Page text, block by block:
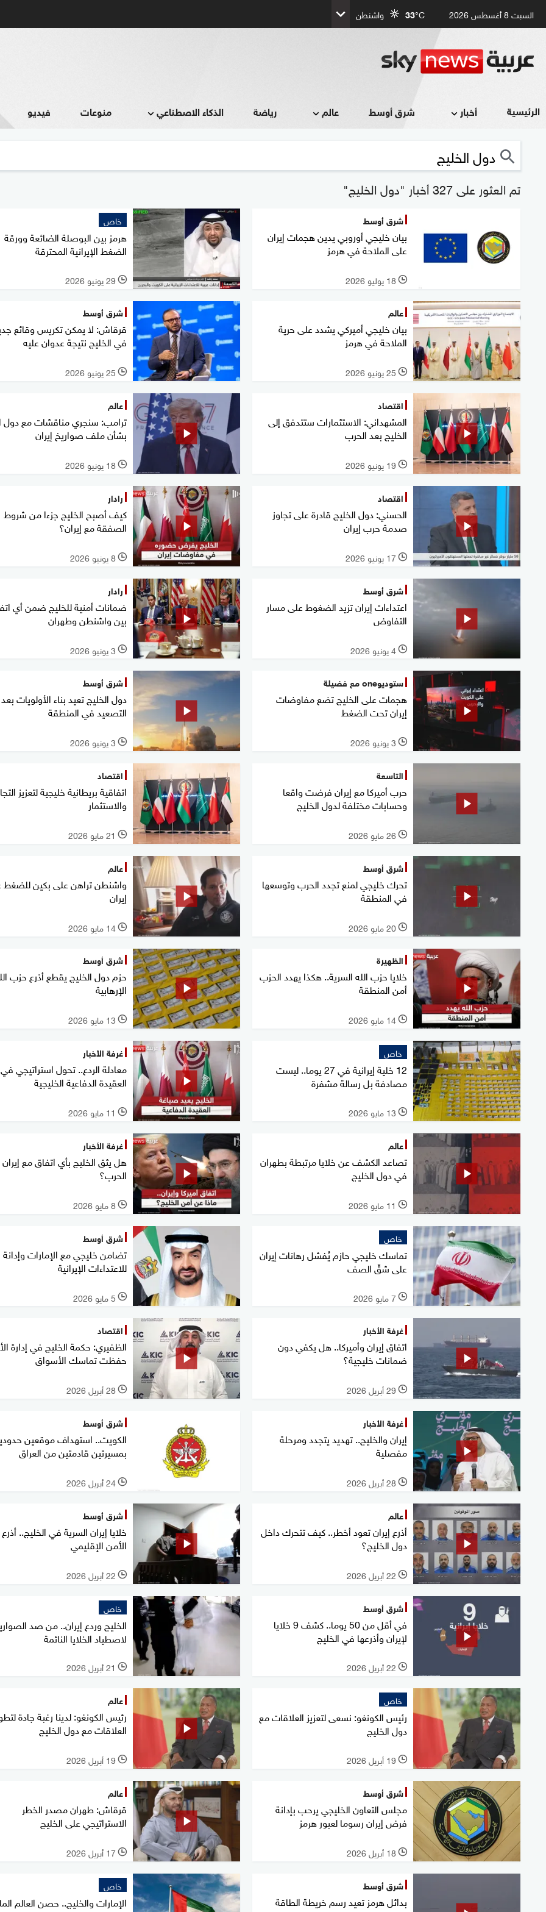
السبت 8 أغسطس 2026 33°C واشنطن
الرئيسية أخبار شرق أوسط عالم رياضة الذكاء الاصطناعي منوعات فيديو
تم العثور على 327 أخبار "دول الخليج"
شرق أوسط
بيان خليجي أوروبي يدين هجمات إيران
على الملاحة في هرمز
l 18 يوليو 2026
خاص
هرمز بين البوصلة الضائعة وورقة
الضغط الإيرانية المحترقة
l 29 يونيو 2026
عالم
بيان خليجي أميركي يشدد على حرية
الملاحة في هرمز
l 25 يونيو 2026
شرق أوسط
قرقاش: لا يمكن تكريس وقائع
في الخليج نتيجة عدوان عليه
l 25 يونيو 2026
اقتصاد
المشهداني: الاستثمارات ستتدفق إلى
الخليج بعد الحرب
l 19 يونيو 2026
عالم
ترامب: سنجري مناقشات مع دول
بشأن ملف صواريخ إيران
l 18 يونيو 2026
اقتصاد
الحسني: دول الخليج قادرة على تجاوز
صدمة حرب إيران
l 17 يونيو 2026
رادار
كيف أصبح الخليج جزءا من شروط
الصفقة مع إيران؟
l 8 يونيو 2026
شرق أوسط
اعتداءات إيران تزيد الضغوط على مسار
التفاوض
l 4 يونيو 2026
رادار
ضمانات أمنية للخليج ضمن أي
بين واشنطن وطهران
l 3 يونيو 2026
ستوديوone مع فضيلة
هجمات على الخليج تضع مفاوضات
إيران تحت الضغط
l 3 يونيو 2026
شرق أوسط
دول الخليج تعيد بناء الأولويات بعد
التصعيد في المنطقة
l 3 يونيو 2026
التاسعة
حرب أميركا مع إيران فرضت واقعا
وحسابات مختلفة لدول الخليج
l 26 مايو 2026
اقتصاد
اتفاقية بريطانية خليجية لتعزيز
والاستثمار
l 21 مايو 2026
شرق أوسط
تحرك خليجي لمنع تجدد الحرب وتوسعها
في المنطقة
l 20 مايو 2026
عالم
واشنطن تراهن على بكين للضغط
إيران
l 14 مايو 2026
الظهيرة
خلايا حزب الله السرية.. هكذا يهدد الحزب
أمن المنطقة
l 14 مايو 2026
شرق أوسط
حزم دول الخليج يقطع أذرع حزب
الإرهابية
l 13 مايو 2026
خاص
12 خلية إيرانية في 27 يوما.. ليست
مصادفة بل رسالة مشفرة
l 13 مايو 2026
غرفة الأخبار
معادلة الردع.. تحول استراتيجي في
العقيدة الدفاعية الخليجية
l 11 مايو 2026
عالم
تصاعد الكشف عن خلايا مرتبطة بطهران
في دول الخليج
l 11 مايو 2026
غرفة الأخبار
هل يثق الخليج بأي اتفاق مع
الحرب؟
l 8 مايو 2026
خاص
تماسك خليجي حازم يُفشل رهانات إيران
على شقّ الصف
l 7 مايو 2026
شرق أوسط
تضامن خليجي مع الإمارات وإدانة
للاعتداءات الإيرانية
l 5 مايو 2026
غرفة الأخبار
اتفاق إيران وأميركا.. هل يكفي دون
ضمانات خليجية؟
l 29 أبريل 2026
اقتصاد
الظفيري: حكمة الخليج في إدارة
حفظت تماسك الأسواق
l 28 أبريل 2026
غرفة الأخبار
إيران والخليج.. تهديد يتجدد ومرحلة
مفصلية
l 28 أبريل 2026
شرق أوسط
الكويت.. استهداف موقعين
بمسيرتين قادمتين من العراق
l 24 أبريل 2026
عالم
أذرع إيران تعود أخطر.. كيف تتحرك داخل
دول الخليج؟
l 22 أبريل 2026
شرق أوسط
خلايا إيران السرية في الخليج..
الأمن الإقليمي
l 22 أبريل 2026
شرق أوسط
في أقل من 50 يوما.. كشف 9 خلايا
لإيران وأذرعها في الخليج
l 22 أبريل 2026
خاص
الخليج وردع إيران.. من صد
لاصطياد الخلايا النائمة
l 21 أبريل 2026
خاص
رئيس الكونغو: نسعى لتعزيز العلاقات مع
دول الخليج
l 19 أبريل 2026
عالم
رئيس الكونغو: لدينا رغبة جادة
العلاقات مع دول الخليج
l 19 أبريل 2026
شرق أوسط
مجلس التعاون الخليجي يرحب بإدانة
فرض إيران رسوما لعبور هرمز
l 18 أبريل 2026
عالم
قرقاش: طهران مصدر الخطر
الاستراتيجي على الخليج
l 17 أبريل 2026
شرق أوسط
بدائل هرمز تعيد رسم خريطة الطاقة
خاص
الإمارات والخليج.. حصن العالم